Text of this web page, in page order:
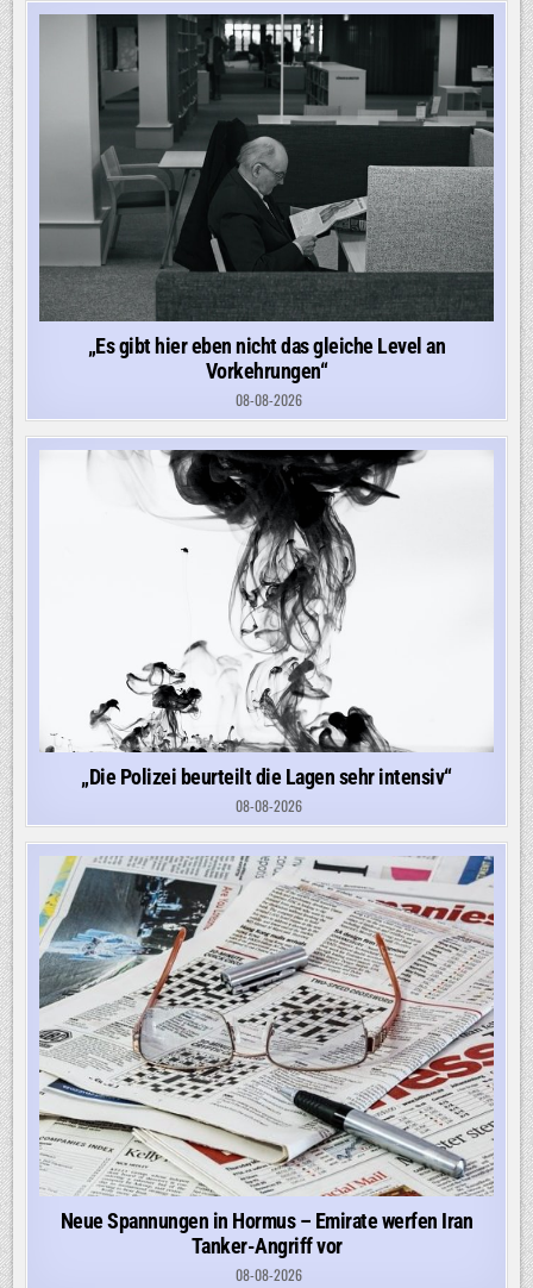
„Es gibt hier eben nicht das gleiche Level an
Vorkehrungen“
08-08-2026
„Die Polizei beurteilt die Lagen sehr intensiv“
08-08-2026
Neue Spannungen in Hormus – Emirate werfen Iran
Tanker-Angriff vor
08-08-2026